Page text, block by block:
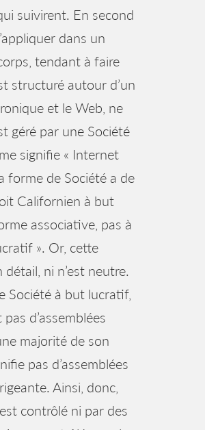
suivirent. En second
dans un
tendant à faire
structuré autour d’un
et le Web, ne
géré par une Société
signifie « Internet
forme de Société a de
Californien à but
associative, pas à
». Or, cette
ni n’est neutre.
Société à but lucratif,
d’assemblées
majorité de son
pas d’assemblées
Ainsi, donc,
contrôlé ni par des